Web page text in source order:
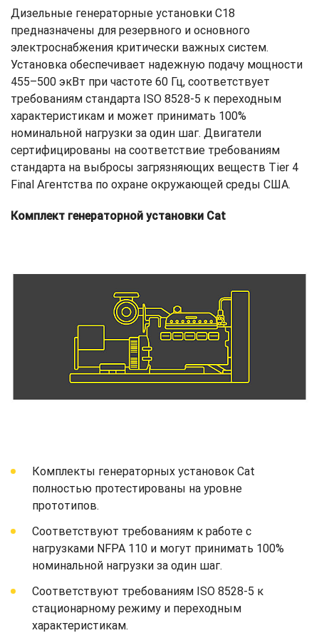
Дизельные генераторные установки С18
предназначены для резервного и основного
электроснабжения критически важных систем.
Установка обеспечивает надежную подачу мощности
455–500 экВт при частоте 60 Гц, соответствует
требованиям стандарта ISO 8528-5 к переходным
характеристикам и может принимать 100%
номинальной нагрузки за один шаг. Двигатели
сертифицированы на соответствие требованиям
стандарта на выбросы загрязняющих веществ Tier 4
Final Агентства по охране окружающей среды США.
Комплект генераторной установки Cat
Комплекты генераторных установок Cat
полностью протестированы на уровне
прототипов.
Соответствуют требованиям к работе с
нагрузками NFPA 110 и могут принимать 100%
номинальной нагрузки за один шаг.
Соответствуют требованиям ISO 8528-5 к
стационарному режиму и переходным
характеристикам.